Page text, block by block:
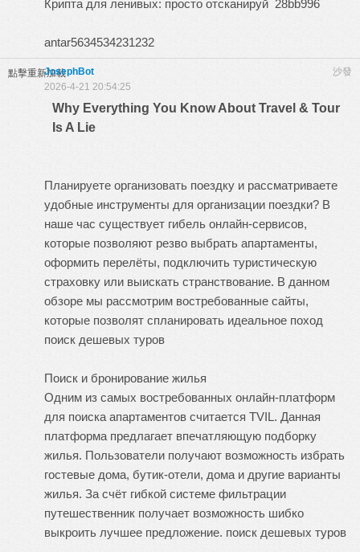
Крипта для ленивых: просто отсканируй 28bb996
antar5634534231232
點擊重新加載 沙發
JosephBot
2026-4-21 20:54:25
Why Everything You Know About Travel & Tour
Is A Lie
Планируете организовать поездку и рассматриваете
удобные инструменты для организации поездки? В
наше час существует гибель онлайн-сервисов,
которые позволяют резво выбрать апартаменты,
оформить перелёты, подключить туристическую
страховку или выискать странствование. В данном
обзоре мы рассмотрим востребованные сайты,
которые позволят спланировать идеальное поход
поиск дешевых туров
Поиск и бронирование жилья
Одним из самых востребованных онлайн-платформ
для поиска апартаментов считается TVIL. Данная
платформа предлагает впечатляющую подборку
жилья. Пользователи получают возможность избрать
гостевые дома, бутик-отели, дома и другие варианты
жилья. За счёт гибкой системе фильтрации
путешественник получает возможность шибко
выкроить лучшее предложение. поиск дешевых туров